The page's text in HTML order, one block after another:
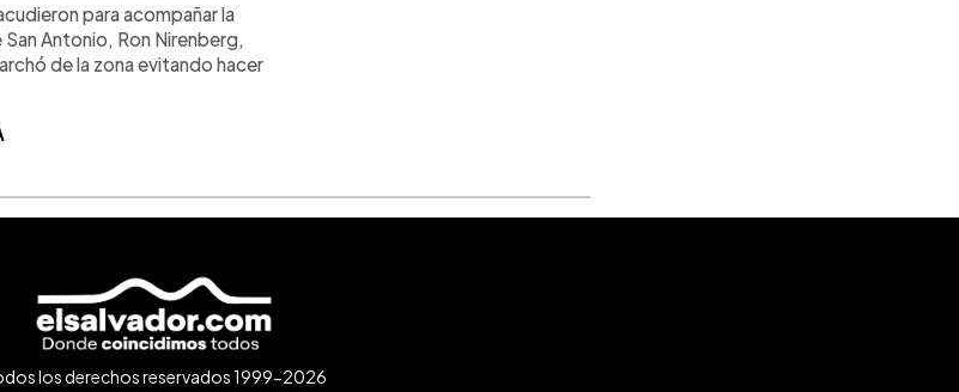
para acompañar la
Antonio, Ron Nirenberg,
de la zona evitando hacer
los derechos reservados 1999-2026